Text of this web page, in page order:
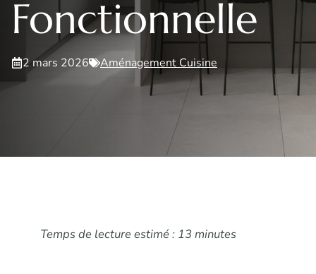
Fonctionnelle
2 mars 2026 Aménagement Cuisine
Temps de lecture estimé : 13 minutes